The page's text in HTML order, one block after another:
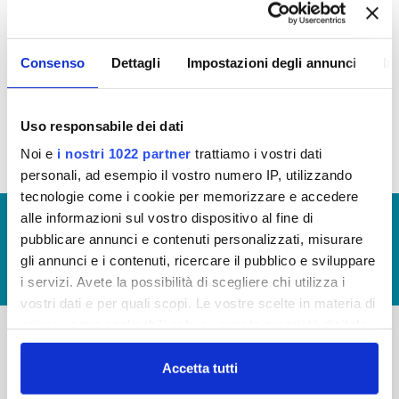
Consenso Dettagli Impostazioni degli annunci
Uso responsabile dei dati
Noi e i nostri 1022 partner trattiamo i vostri dati
personali, ad esempio il vostro numero IP, utilizzando
tecnologie come i cookie per memorizzare e accedere
alle informazioni sul vostro dispositivo al fine di
pubblicare annunci e contenuti personalizzati, misurare
gli annunci e i contenuti, ricercare il pubblico e sviluppare
i servizi. Avete la possibilità di scegliere chi utilizza i
vostri dati e per quali scopi. Le vostre scelte in materia di
in cui avete effettuato le vostre scelte. È possibile
modificare o revocare il proprio consenso in qualsiasi
momento dalla Dichiarazione sui cookie o facendo clic
Accetta tutti
In questa sezione è possibile consultare la tabella
sintetica dei provvedimenti rilevanti intervenuti
nella fase esecutiva dei contratti nel corso del
2023
© Copyright 2017 - 2026
GLOSSARIO
GIUDICA IL SERVIZIO
LAVORA CON NOI
Publiacqua S.p.A
-